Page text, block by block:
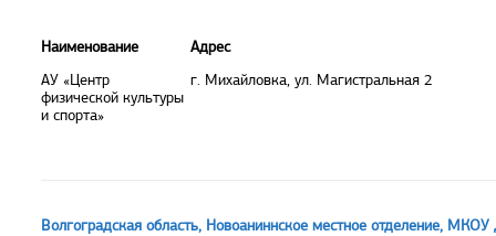
Наименование
АУ «Центр
физической культуры
и спорта»
Адрес
г. Михайловка, ул. Магистральная 2
Волгоградская область, Новоаниннское местное отделение,